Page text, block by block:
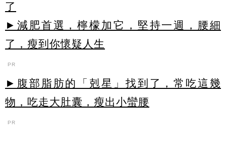
了
►減肥首選，檸檬加它，堅持一週，腰細
了，瘦到你懷疑人生
PR
►腹部脂肪的「剋星」找到了，常吃這幾
物，吃走大肚囊，瘦出小蠻腰
PR